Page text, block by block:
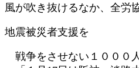
風が吹き抜けるなか、全労
地震被災者支援を
戦争をさせない１０００